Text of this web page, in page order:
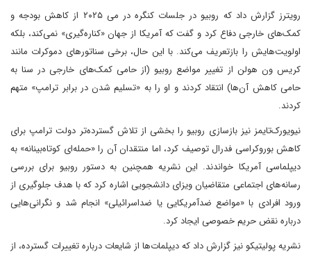
رویترز گزارش داد که روبیو در جلسات کنگره در می ۲۰۲۵ از کاهش بودجه و
کمک‌های خارجی دفاع کرد و گفت که آمریکا از جهان «کناره‌گیری» نمی‌کند، بلکه
اولویت‌هایش را بازتعریف می‌کند. با این حال، برخی سناتورهای دموکرات مانند
کریس ون هولن از تغییر مواضع روبیو (از حامی کمک‌های خارجی در سنا به
حامی کاهش آن‌ها) انتقاد کردند و او را به «تسلیم شدن در برابر ترامپ» متهم
کردند.
نیویورک‌تایمز نیز بازسازی روبیو را بخشی از تلاش گسترده‌تر دولت ترامپ برای
کاهش بوروکراسی فدرال توصیف کرد، اما منتقدان آن را «حمله‌ای کوتاه‌بینانه» به
دیپلماسی آمریکا خواندند. این نشریه همچنین به دستور روبیو برای بررسی
رسانه‌های اجتماعی متقاضیان ویزای دانشجویی اشاره کرد که با هدف جلوگیری از
ورود افرادی با «مواضع ضدآمریکایی یا ضداسرائیلی» انجام شد و نگرانی‌هایی
درباره نقض حریم خصوصی ایجاد کرد.
نشریه پولیتیکو نیز گزارش داد که دیپلمات‌ها از شایعات درباره تغییرات گسترده، از